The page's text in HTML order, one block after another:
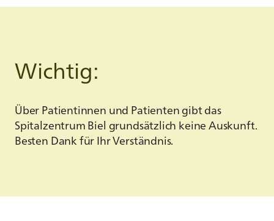
Wichtig:
Über Patientinnen und Patienten gibt das
Spitalzentrum Biel grundsätzlich keine Auskunft.
Besten Dank für Ihr Verständnis.